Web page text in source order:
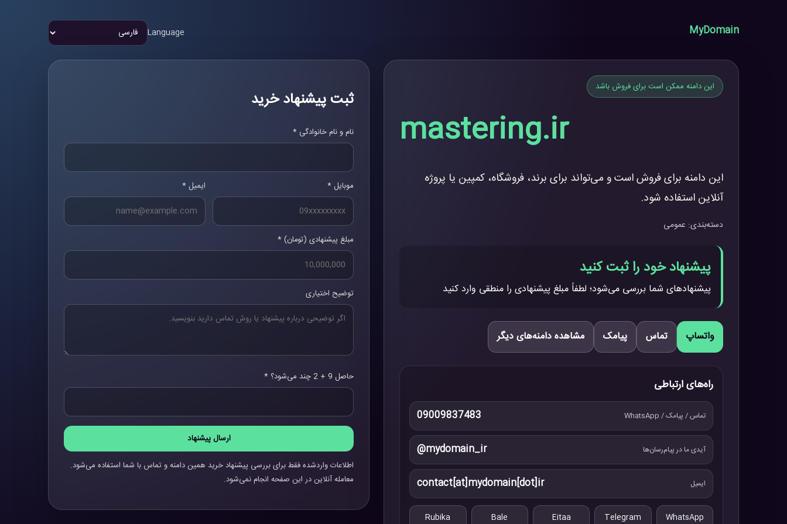
MyDomain
Language
این دامنه ممکن است برای فروش باشد
mastering.ir
این دامنه برای فروش است و می‌تواند برای برند، فروشگاه، کمپین یا پروژه
آنلاین استفاده شود.
دسته‌بندی: عمومی
پیشنهاد خود را ثبت کنید
پیشنهادهای شما بررسی می‌شود؛ لطفاً مبلغ پیشنهادی را منطقی وارد کنید
واتساپ تماس پیامک مشاهده دامنه‌های دیگر
راه‌های ارتباطی
تماس / پیامک / WhatsApp 09009837483
آیدی ما در پیام‌رسان‌ها @mydomain_ir
ایمیل contact[at]mydomain[dot]ir
WhatsApp
Telegram
Eitaa
Bale
Rubika
ثبت پیشنهاد خرید
نام و نام خانوادگی *
موبایل * ایمیل *
مبلغ پیشنهادی (تومان) *
توضیح اختیاری
حاصل 9 + 2 چند می‌شود؟ *
ارسال پیشنهاد
اطلاعات واردشده فقط برای بررسی پیشنهاد خرید همین دامنه و تماس با شما استفاده می‌شود.
معامله آنلاین در این صفحه انجام نمی‌شود.